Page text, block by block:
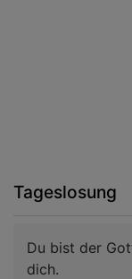
Tageslosung
Du bist der
dich.